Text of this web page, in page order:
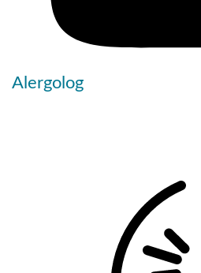
Alergolog